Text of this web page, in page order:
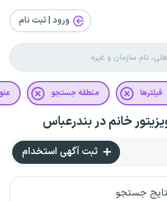
ورود | ثبت‌ نام
فیلترها منطقه جستجو
خانم در بندرعباس
ثبت آگهی استخدام
جستجو